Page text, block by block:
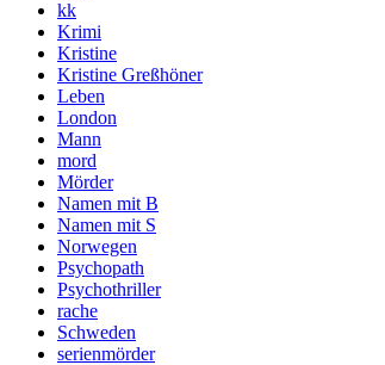
kk
Krimi
Kristine
Kristine Greßhöner
Leben
London
Mann
mord
Mörder
Namen mit B
Namen mit S
Norwegen
Psychopath
Psychothriller
rache
Schweden
serienmörder